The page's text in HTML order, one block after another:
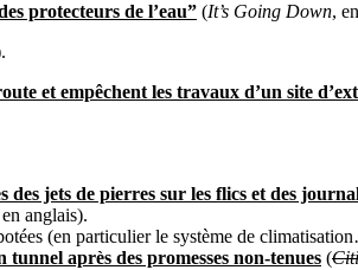
protecteurs de l’eau” (It’s Going Down,
et empêchent les travaux d’un site
jets de pierres sur les flics et des
anglais).
(en particulier le système de
après des promesses non-tenues (